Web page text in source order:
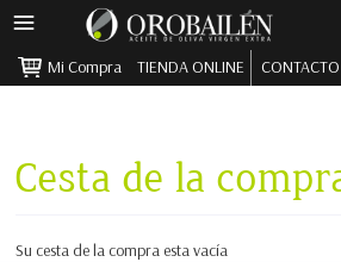
MENÚ
PRINCIPAL
Mi Compra
TIENDA ONLINE CONTACTO
Cesta de la
Su cesta de la compra esta vacía